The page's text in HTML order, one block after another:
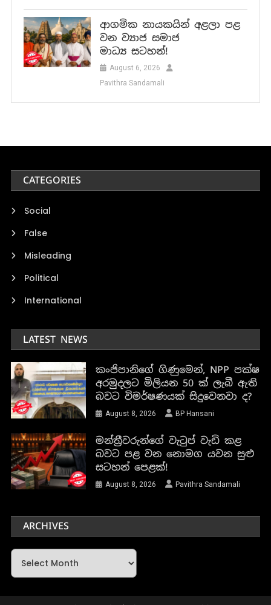
ආගමික නායකයින් අළලා පළ
වන ව්‍යාජ සමාජ
මාධ්‍ය සටහන්!
August 6, 2026
Pavithra Sandamali
CATEGORIES
Social
False
Misleading
Political
International
LATEST NEWS
කංජිපානිගේ ගිණුමෙන්, NPP පක්ෂ
අරමුදලට මිලියන 50 ක් ලැබී ඇති
බවට විමර්ෂණයක් සිදුවෙනවා ද?
August 8, 2026 BP Hansani
මන්ත්‍රීවරුන්ගේ වැටුප් වැඩි කළ
බවට පළ වන නොමග යවන සුළු
සටහන් පෙළක්!
August 8, 2026 Pavithra Sandamali
ARCHIVES
Archives